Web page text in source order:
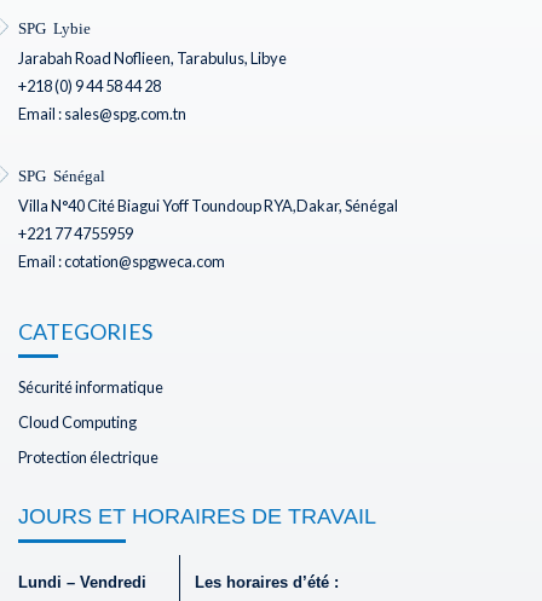
SPG Lybie
Jarabah Road Noflieen, Tarabulus, Libye
+218 (0) 9 44 58 44 28
Email : sales@spg.com.tn
SPG Sénégal
Villa N°40 Cité Biagui Yoff Toundoup RYA,Dakar, Sénégal
+221 77 4755959
Email : cotation@spgweca.com
CATEGORIES
Sécurité informatique
Cloud Computing
Protection électrique
JOURS ET HORAIRES DE TRAVAIL
Lundi – Vendredi Les horaires d’été :